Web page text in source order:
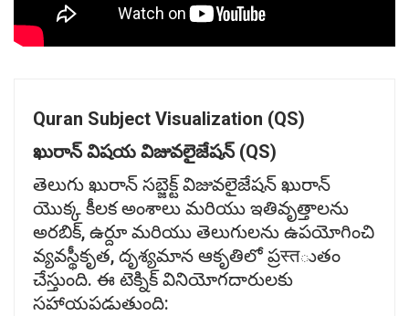
Quran Subject Visualization (QS)
ఖురాన్విషయ విజువలైజేషన్ (QS)
తెలుగు ఖురాన్ సబ్జెక్ట్ విజువలైజేషన్ ఖురాన్
యొక్క కీలక అంశాలు మరియు ఇతివృత్తాలను
అరబిక్, ఉర్దూ మరియు తెలుగులను ఉపయోగించి
వ్యవస్థీకృత, దృశ్యమాన ఆకృతిలో ప్రस्तుతం
చేస్తుంది. ఈ టెక్నిక్ వినియోగదారులకు
సహాయపడుతుంది: